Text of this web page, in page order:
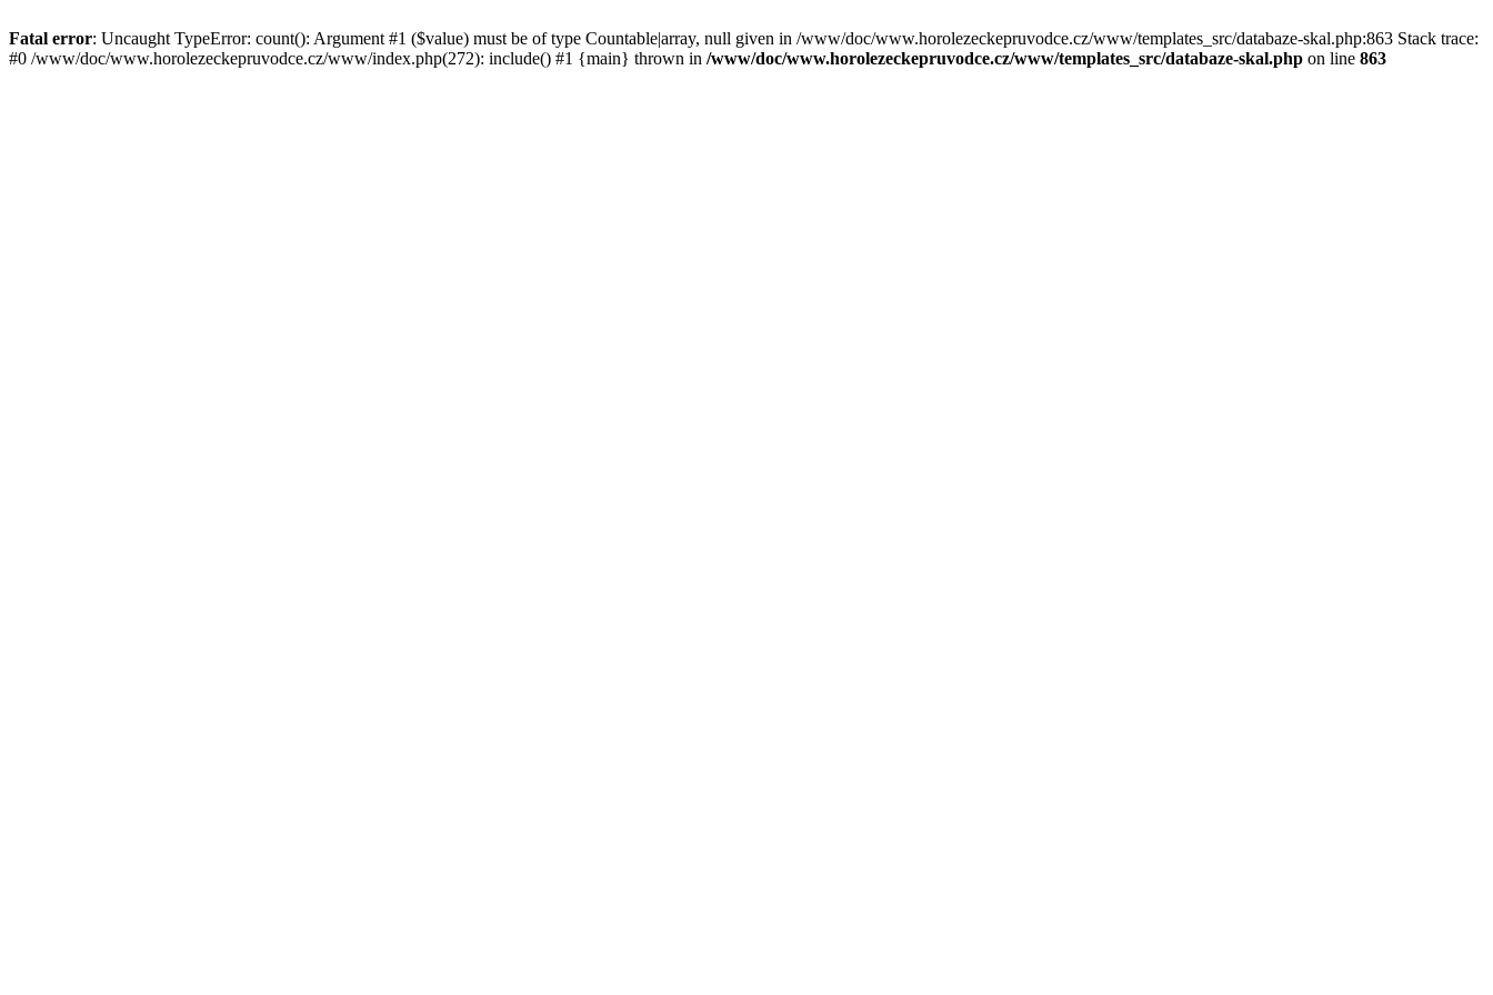
Fatal error: Uncaught TypeError: count(): Argument #1 ($value) must be of type Countable|array, null given in /www/doc/www.horolezeckepruvodce.cz/www/templates_src/databaze-skal.php:863 Stack trace:
#0 /www/doc/www.horolezeckepruvodce.cz/www/index.php(272): include() #1 {main} thrown in /www/doc/www.horolezeckepruvodce.cz/www/templates_src/databaze-skal.php on line 863